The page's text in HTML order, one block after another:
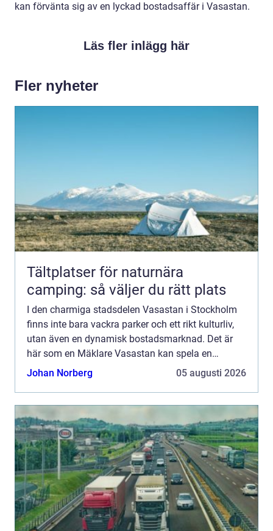
kan förvänta sig av en lyckad bostadsaffär i Vasastan.
Läs fler inlägg här
Fler nyheter
Tältplatser för naturnära
camping: så väljer du rätt plats
I den charmiga stadsdelen Vasastan i Stockholm
finns inte bara vackra parker och ett rikt kulturliv,
utan även en dynamisk bostadsmarknad. Det är
här som en Mäklare Vasastan kan spela en
avgörande roll i att både sä...
Johan Norberg 05 augusti 2026